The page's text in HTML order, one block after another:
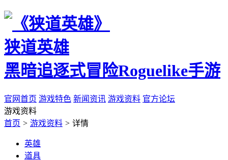
狭道英雄
黑暗追逐式冒险Roguelike手游
官网首页 游戏特色 新闻资讯 游戏资料 官方论坛
游戏资料
首页 > 游戏资料 > 详情
英雄
道具